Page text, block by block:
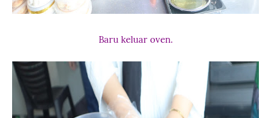
Baru keluar oven.